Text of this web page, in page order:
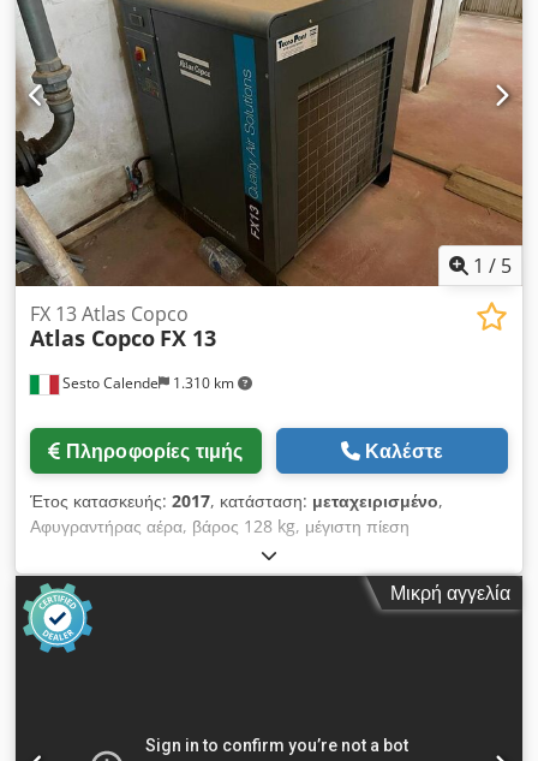
διστάσετε να επικοινωνήσετε μαζί μου.
1 / 5
Sesto Calende 1.310 km
FX 13 Atlas Copco
Atlas Copco FX 13
Πληροφορίες τιμής Καλέστε
Έτος κατασκευής: 2017, κατάσταση: μεταχειρισμένο,
Αφυγραντήρας αέρα, βάρος 128 kg, μέγιστη πίεση
πεπιεσμένου αέρα 13 bar, μέγιστη θερμοκρασία
περιβάλλοντος 46 °C. Dkjdpfx Amjw Da Enj Dor
Μικρή αγγελία